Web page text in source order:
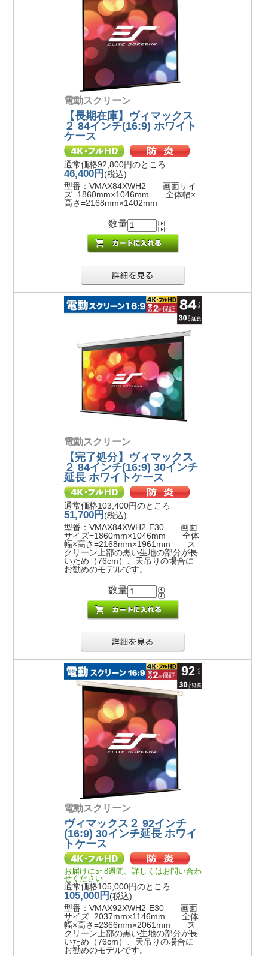
電動スクリーン
【長期在庫】ヴィマックス
２ 84インチ(16:9) ホワイト
ケース
通常価格92,800円のところ
46,400円 (税込)
型番：VMAX84XWH2 画面サイ
ズ=1860mm×1046mm 全体幅×
高さ=2168mm×1402mm
数量
電動スクリーン
【完了処分】ヴィマックス
２ 84インチ(16:9) 30インチ
延長 ホワイトケース
通常価格103,400円のところ
51,700円 (税込)
型番：VMAX84XWH2-E30 画面
サイズ=1860mm×1046mm 全体
幅×高さ=2168mm×1961mm ス
クリーン上部の黒い生地の部分が長
いため（76cm）、天吊りの場合に
お勧めのモデルです。
数量
電動スクリーン
ヴィマックス２ 92インチ
(16:9) 30インチ延長 ホワイ
トケース
お届けに5~8週間。詳しくはお問い合わ
せください
通常価格105,000円のところ
105,000円 (税込)
型番：VMAX92XWH2-E30 画面
サイズ=2037mm×1146mm 全体
幅×高さ=2366mm×2061mm ス
クリーン上部の黒い生地の部分が長
いため（76cm）、天吊りの場合に
お勧めのモデルです。